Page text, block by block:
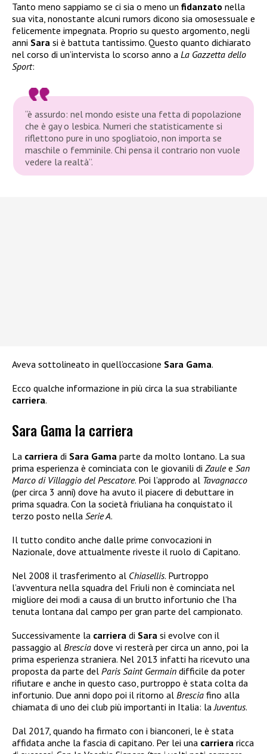
Tanto meno sappiamo se ci sia o meno un fidanzato nella
sua vita, nonostante alcuni rumors dicono sia omosessuale e
felicemente impegnata. Proprio su questo argomento, negli
anni Sara si è battuta tantissimo. Questo quanto dichiarato
nel corso di un’intervista lo scorso anno a La Gazzetta dello
Sport:
“è assurdo: nel mondo esiste una fetta di popolazione
che è gay o lesbica. Numeri che statisticamente si
riflettono pure in uno spogliatoio, non importa se
maschile o femminile. Chi pensa il contrario non vuole
vedere la realtà”.
Aveva sottolineato in quell’occasione Sara Gama.
Ecco qualche informazione in più circa la sua strabiliante
carriera.
Sara Gama la carriera
La carriera di Sara Gama parte da molto lontano. La sua
prima esperienza è cominciata con le giovanili di Zaulee San
Marco di Villaggio del Pescatore. Poi l’approdo al Tavagnacco
(per circa 3 anni) dove ha avuto il piacere di debuttare in
prima squadra. Con la società friuliana ha conquistato il
terzo posto nella Serie A.
Il tutto condito anche dalle prime convocazioni in
Nazionale, dove attualmente riveste il ruolo di Capitano.
Nel 2008 il trasferimento al Chiasellis. Purtroppo
l’avventura nella squadra del Friuli non è cominciata nel
migliore dei modi a causa di un brutto infortunio che l’ha
tenuta lontana dal campo per gran parte del campionato.
Successivamente la carriera di Sara si evolve con il
passaggio al Brescia dove vi resterà per circa un anno, poi la
prima esperienza straniera. Nel 2013 infatti ha ricevuto una
proposta da parte del Paris Saint Germain difficile da poter
rifiutare e anche in questo caso, purtroppo è stata colta da
infortunio. Due anni dopo poi il ritorno al Brescia fino alla
chiamata di uno dei club più importanti in Italia: la Juventus.
Dal 2017, quando ha firmato con i bianconeri, le è stata
affidata anche la fascia di capitano. Per lei una carriera ricca